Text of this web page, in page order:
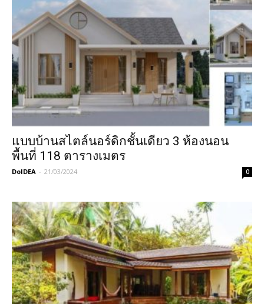
แบบบ้านสไตล์นอร์ดิกชั้นเดียว 3 ห้องนอน
พื้นที่ 118 ตารางเมตร
DoIDEA - 21/03/2024 0